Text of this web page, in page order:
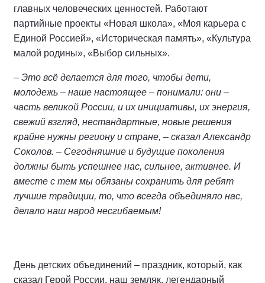
главных человеческих ценностей. Работают
партийные проекты «Новая школа», «Моя карьера с
Единой Россией», «Историческая память», «Культура
малой родины», «Выбор сильных».
– Это всё делается для того, чтобы дети,
молодежь – наше настоящее – понимали: они –
часть великой России, и их инициативы, их энергия,
свежий взгляд, нестандартные, новые решения
крайне нужны региону и стране, – сказал Александр
Соколов. – Сегодняшние и будущие поколения
должны быть успешнее нас, сильнее, активнее. И
вместе с тем мы обязаны сохранить для ребят
лучшие традиции, то, что всегда объединяло нас,
делало наш народ несгибаемым!
День детских объединений – праздник, который, как
сказал Герой России, наш земляк, легендарный